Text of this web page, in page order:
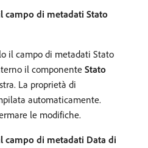
campo di metadati Stato
il campo di metadati Stato
il componente Stato
La proprietà di
automaticamente.
le modifiche.
campo di metadati Data di